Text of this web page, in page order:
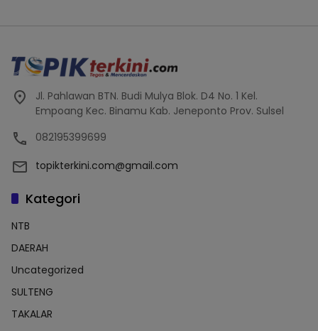
Jl. Pahlawan BTN. Budi Mulya Blok. D4 No. 1 Kel.
Empoang Kec. Binamu Kab. Jeneponto Prov. Sulsel
082195399699
topikterkini.com@gmail.com
Kategori
NTB
DAERAH
Uncategorized
SULTENG
TAKALAR